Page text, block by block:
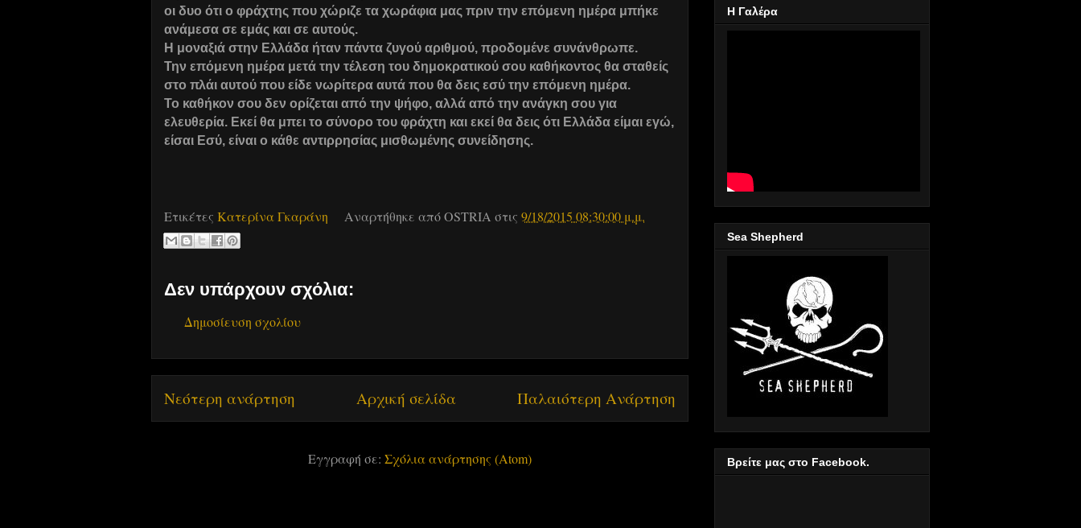
οι δυο ότι ο φράχτης που χώριζε τα χωράφια μας πριν την επόμενη ημέρα μπήκε
ανάμεσα σε εμάς και σε αυτούς.
Η μοναξιά στην Ελλάδα ήταν πάντα ζυγού αριθμού, προδομένε συνάνθρωπε.
Την επόμενη ημέρα μετά την τέλεση του δημοκρατικού σου καθήκοντος θα σταθείς
στο πλάι αυτού που είδε νωρίτερα αυτά που θα δεις εσύ την επόμενη ημέρα.
Το καθήκον σου δεν ορίζεται από την ψήφο, αλλά από την ανάγκη σου για
ελευθερία. Εκεί θα μπει το σύνορο του φράχτη και εκεί θα δεις ότι Ελλάδα είμαι εγώ,
είσαι Εσύ, είναι ο κάθε αντιρρησίας μισθωμένης συνείδησης.
Ετικέτες Κατερίνα Γκαράνη Αναρτήθηκε απόOSTRIA στις 9/18/2015 08:30:00 μ.μ.
Δεν υπάρχουν σχόλια:
Δημοσίευση σχολίου
Νεότερη ανάρτηση Παλαιότερη Ανάρτηση
Αρχική σελίδα
Εγγραφή σε: Σχόλια ανάρτησης (Atom)
Η Γαλέρα
Sea Shepherd
Bρείτε μας στο Facebook.